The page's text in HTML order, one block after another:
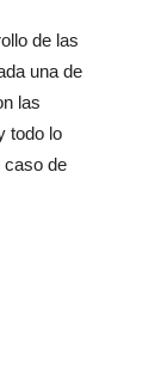
de las
una de
las
todo lo
caso de